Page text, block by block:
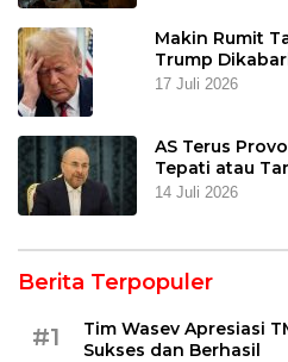
Makin Rumit
Trump
17 Juli 2026
AS Terus
Tepati atau
14 Juli 2026
Berita Terpopuler
#1
Tim Wasev Apresiasi
Sukses dan Berhasil